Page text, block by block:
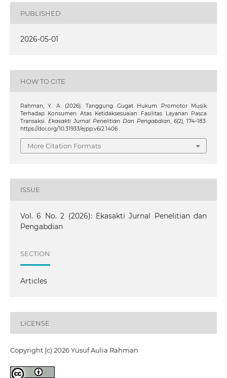
PUBLISHED
2026-05-01
HOW TO CITE
Rahman, Y. A. (2026). Tanggung Gugat Hukum Promotor Musik
Terhadap Konsumen Atas Ketidaksesuaian Fasilitas Layanan Pasca
Transaksi. Ekasakti Jurnal Penelitian Dan Pengabdian,6(2), 174–183.
https://doi.org/10.31933/ejpp.v6i2.1406
More Citation Formats
ISSUE
Vol. 6 No. 2 (2026): Ekasakti Jurnal Penelitian dan
Pengabdian
SECTION
Articles
LICENSE
Copyright (c) 2026 Yusuf Aulia Rahman